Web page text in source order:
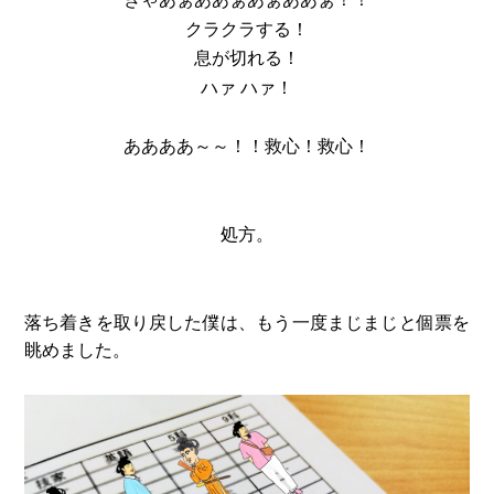
クラクラする！
息が切れる！
ハァ ハァ！
ああああ～～！！救心！救心！
処方。
落ち着きを取り戻した僕は、もう一度まじまじと個票を
眺めました。